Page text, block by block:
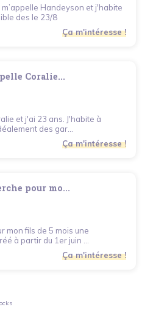
Handeyson et j'habite
des le 23/8
Ça m'intéresse !
Coralie...
et j'ai 23 ans. J'habite à
des gar...
Ça m'intéresse !
pour mo...
mon fils de 5 mois une
à partir du 1er juin ...
Ça m'intéresse !